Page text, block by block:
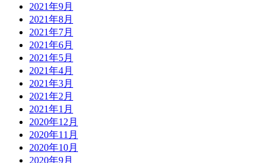
2021年9月
2021年8月
2021年7月
2021年6月
2021年5月
2021年4月
2021年3月
2021年2月
2021年1月
2020年12月
2020年11月
2020年10月
2020年9月